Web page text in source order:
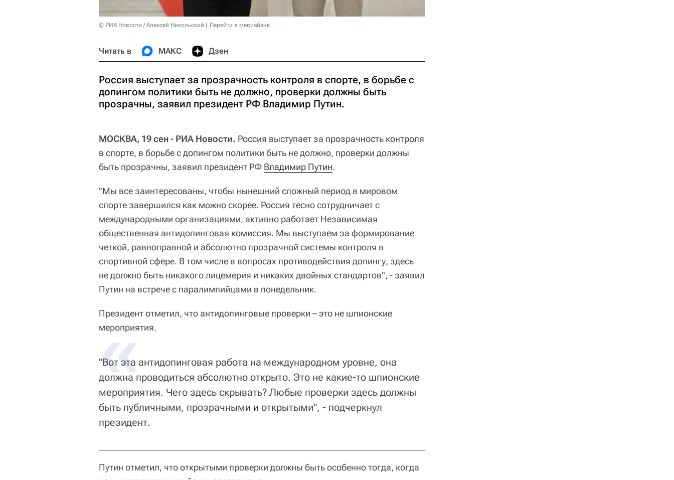
© РИА Новости / Алексей Никольский Перейти в медиабанк
Читать в МАКС Дзен
Россия выступает за прозрачность контроля в спорте, в борьбе с
допингом политики быть не должно, проверки должны быть
прозрачны, заявил президент РФ Владимир Путин.
МОСКВА, 19 сен - РИА Новости. Россия выступает за прозрачность контроля
в спорте, в борьбе с допингом политики быть не должно, проверки должны
быть прозрачны, заявил президент РФ Владимир Путин.
"Мы все заинтересованы, чтобы нынешний сложный период в мировом
спорте завершился как можно скорее. Россия тесно сотрудничает с
международными организациями, активно работает Независимая
общественная антидопинговая комиссия. Мы выступаем за формирование
четкой, равноправной и абсолютно прозрачной системы контроля в
спортивной сфере. В том числе в вопросах противодействия допингу, здесь
не должно быть никакого лицемерия и никаких двойных стандартов", - заявил
Путин на встрече с паралимпийцами в понедельник.
Президент отметил, что антидопинговые проверки – это не шпионские
мероприятия.
"Вот эта антидопинговая работа на международном уровне, она
должна проводиться абсолютно открыто. Это не какие-то шпионские
мероприятия. Чего здесь скрывать? Любые проверки здесь должны
быть публичными, прозрачными и открытыми", - подчеркнул
президент.
Путин отметил, что открытыми проверки должны быть особенно тогда, когда